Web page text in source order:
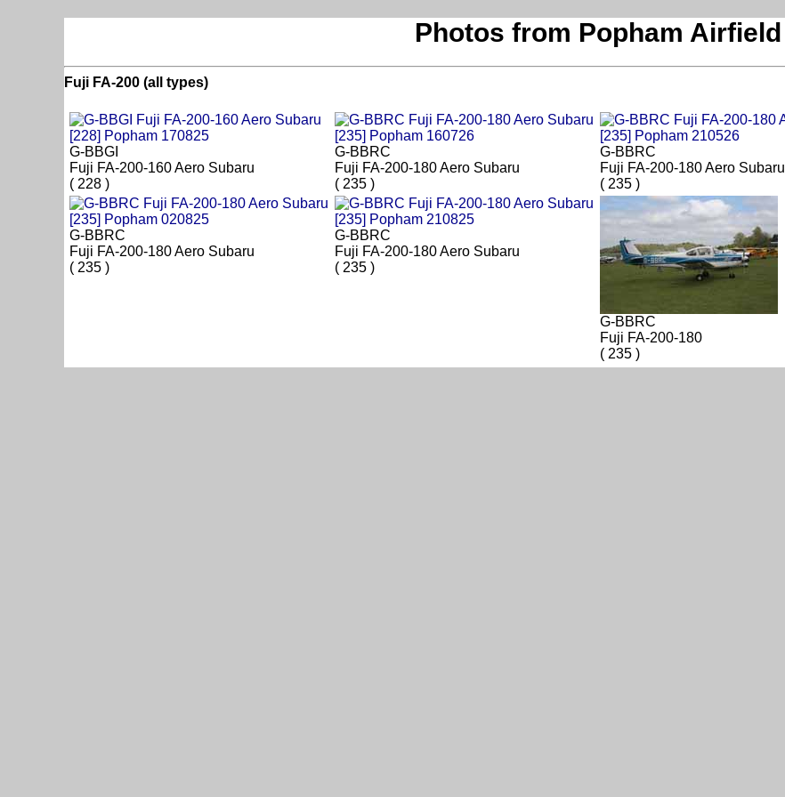
Photos from Popham Airfield
Fuji FA-200 (all types)
G-BBGI
Fuji FA-200-160 Aero Subaru
( 228 )
G-BBRC
Fuji FA-200-180 Aero Subaru
( 235 )
G-BBRC
Fuji FA-200-180 Aero Subaru
( 235 )
G-BBRC
Fuji FA-200-180 Aero Subaru
( 235 )
G-BBRC
Fuji FA-200-180 Aero Subaru
( 235 )
G-BBRC
Fuji FA-200-180
( 235 )